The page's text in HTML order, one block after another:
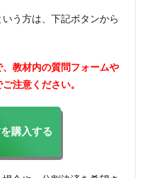
う方は、下記ボタンから
教材内の質問フォームや
注意ください。
購入する